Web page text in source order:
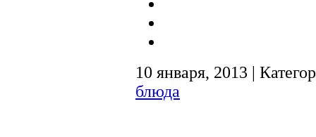
10 января, 2013 |
блюда